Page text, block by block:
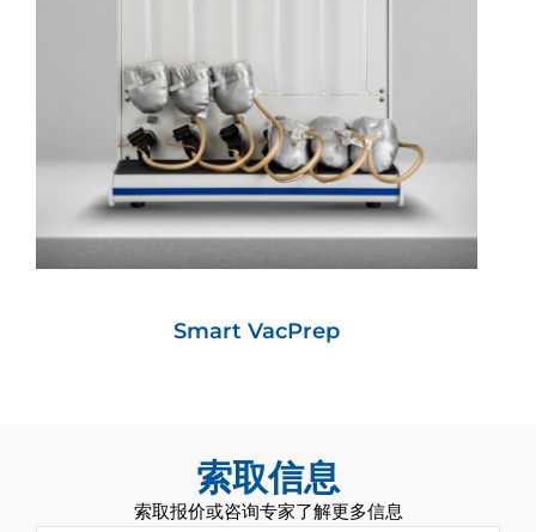
Smart VacPrep
索取信息
索取报价或咨询专家了解更多信息